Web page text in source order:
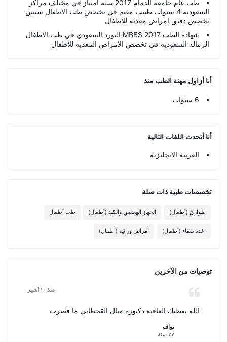
طب عام جامعة الدمام 2017 سنه امتياز في مختلف مراكز
السعوديه 4 سنوات طبيب مقيم في تخصص طب الاطفال سنتين
تخصص دقيق امراض معديه للاطفال
شهادة الطب MBBS 2017 البورد السعودي في طب الاطفال
الزماله السعوديه في تخصص الامراض المعديه للاطفال
أنا أزاول مهنة الطب منذ
6 سنوات
أنا أتحدث اللغات التالية
العربيه الانجليزيه
تخصصات طبیة ذات صلة
طوارئ (أطفال) الجهاز الهضمي والكبد (أطفال) طب أطفال
غدد صماء (أطفال) أمراض وراثية (أطفال)
توصيات من الآخرين
منذ ١٠ أشهر
الله يعطيك العافية دكتورة منال القحطاني ما قصرت
نواف
٣٧ سنة